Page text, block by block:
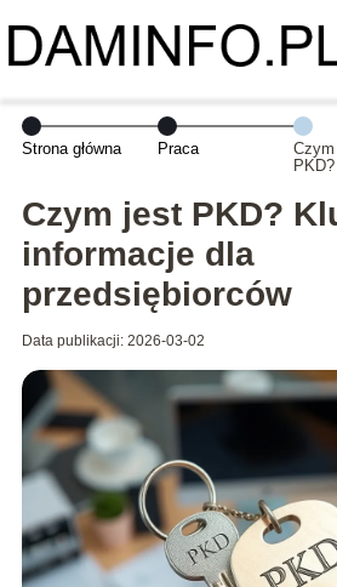
Strona główna Praca
Czym jest PKD?
informacje dla
przedsiębiorców
Data publikacji: 2026-03-02